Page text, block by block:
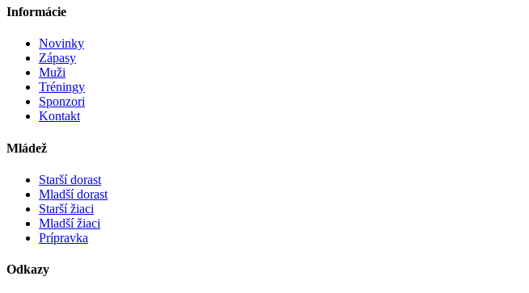
Informácie
Novinky
Zápasy
Muži
Tréningy
Sponzori
Kontakt
Mládež
Starší dorast
Mladší dorast
Starší žiaci
Mladší žiaci
Prípravka
Odkazy